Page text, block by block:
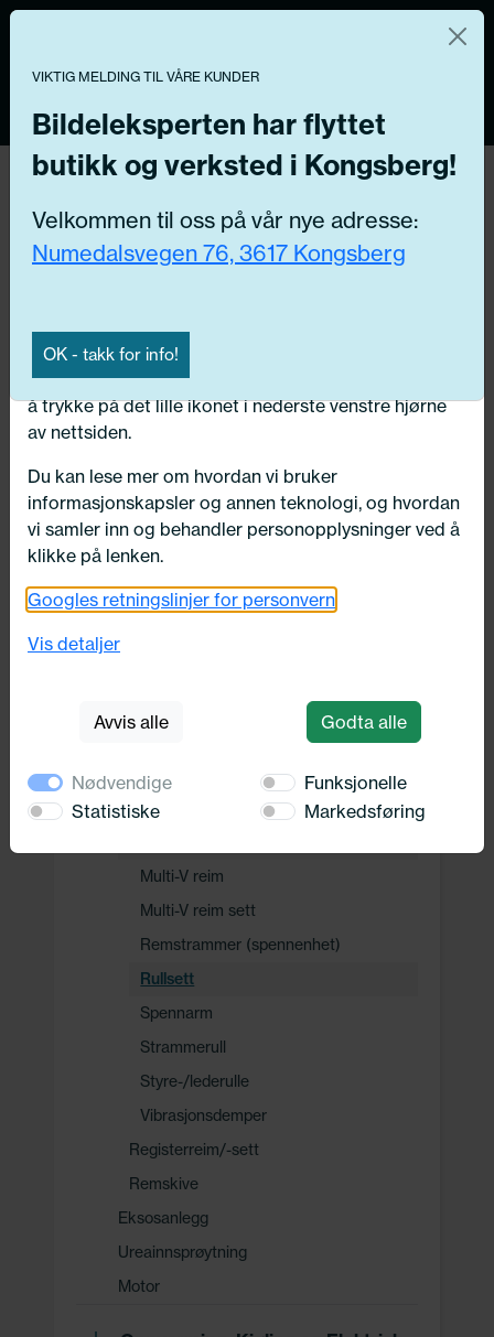
Få riktig del til bilen din ved å legge inn
N
Velg kjøretøy
Drivverk
Motor, Drivstoff og Eksos
Drivstoff system
Frihjul dynamo
Kilerem / -sett
Multi-V reim
Multi-V reim sett
Remstrammer (spennenhet)
Rullsett
Spennarm
Strammerull
Styre-/lederulle
Vibrasjonsdemper
Registerreim/-sett
Remskive
Eksosanlegg
Ureainnsprøytning
Motor
Vi og våre forretningspartnere bruker teknologier,
inkludert informasjonskapsler/«cookies» til å samle
informasjon om deg for forskjellige formål, inkludert:
Funksjonelle, Statistiske, Markedsføring
Ved å trykke «Godta» gir du din tillatelse til alle disse
formålene. Du kan også velge formålet du vil
innstillingene».
Du kan trekke tilbake samtykket ditt til enhver tid ved
å trykke på det lille ikonet i nederste venstre hjørne
av nettsiden.
Du kan lese mer om hvordan vi bruker
informasjonskapsler og annen teknologi, og hvordan
vi samler inn og behandler personopplysninger ved å
klikke på lenken.
Googles retningslinjer for personvern
Vis detaljer
Avvis alle Godta alle
Nødvendige
Funksjonelle
Statistiske
Markedsføring
VIKTIG MELDING TIL VÅRE KUNDER
Bildeleksperten har flyttet
butikk og verksted i Kongsberg!
Velkommen til oss på vår nye adresse:
Numedalsvegen 76, 3617 Kongsberg
OK - takk for info!